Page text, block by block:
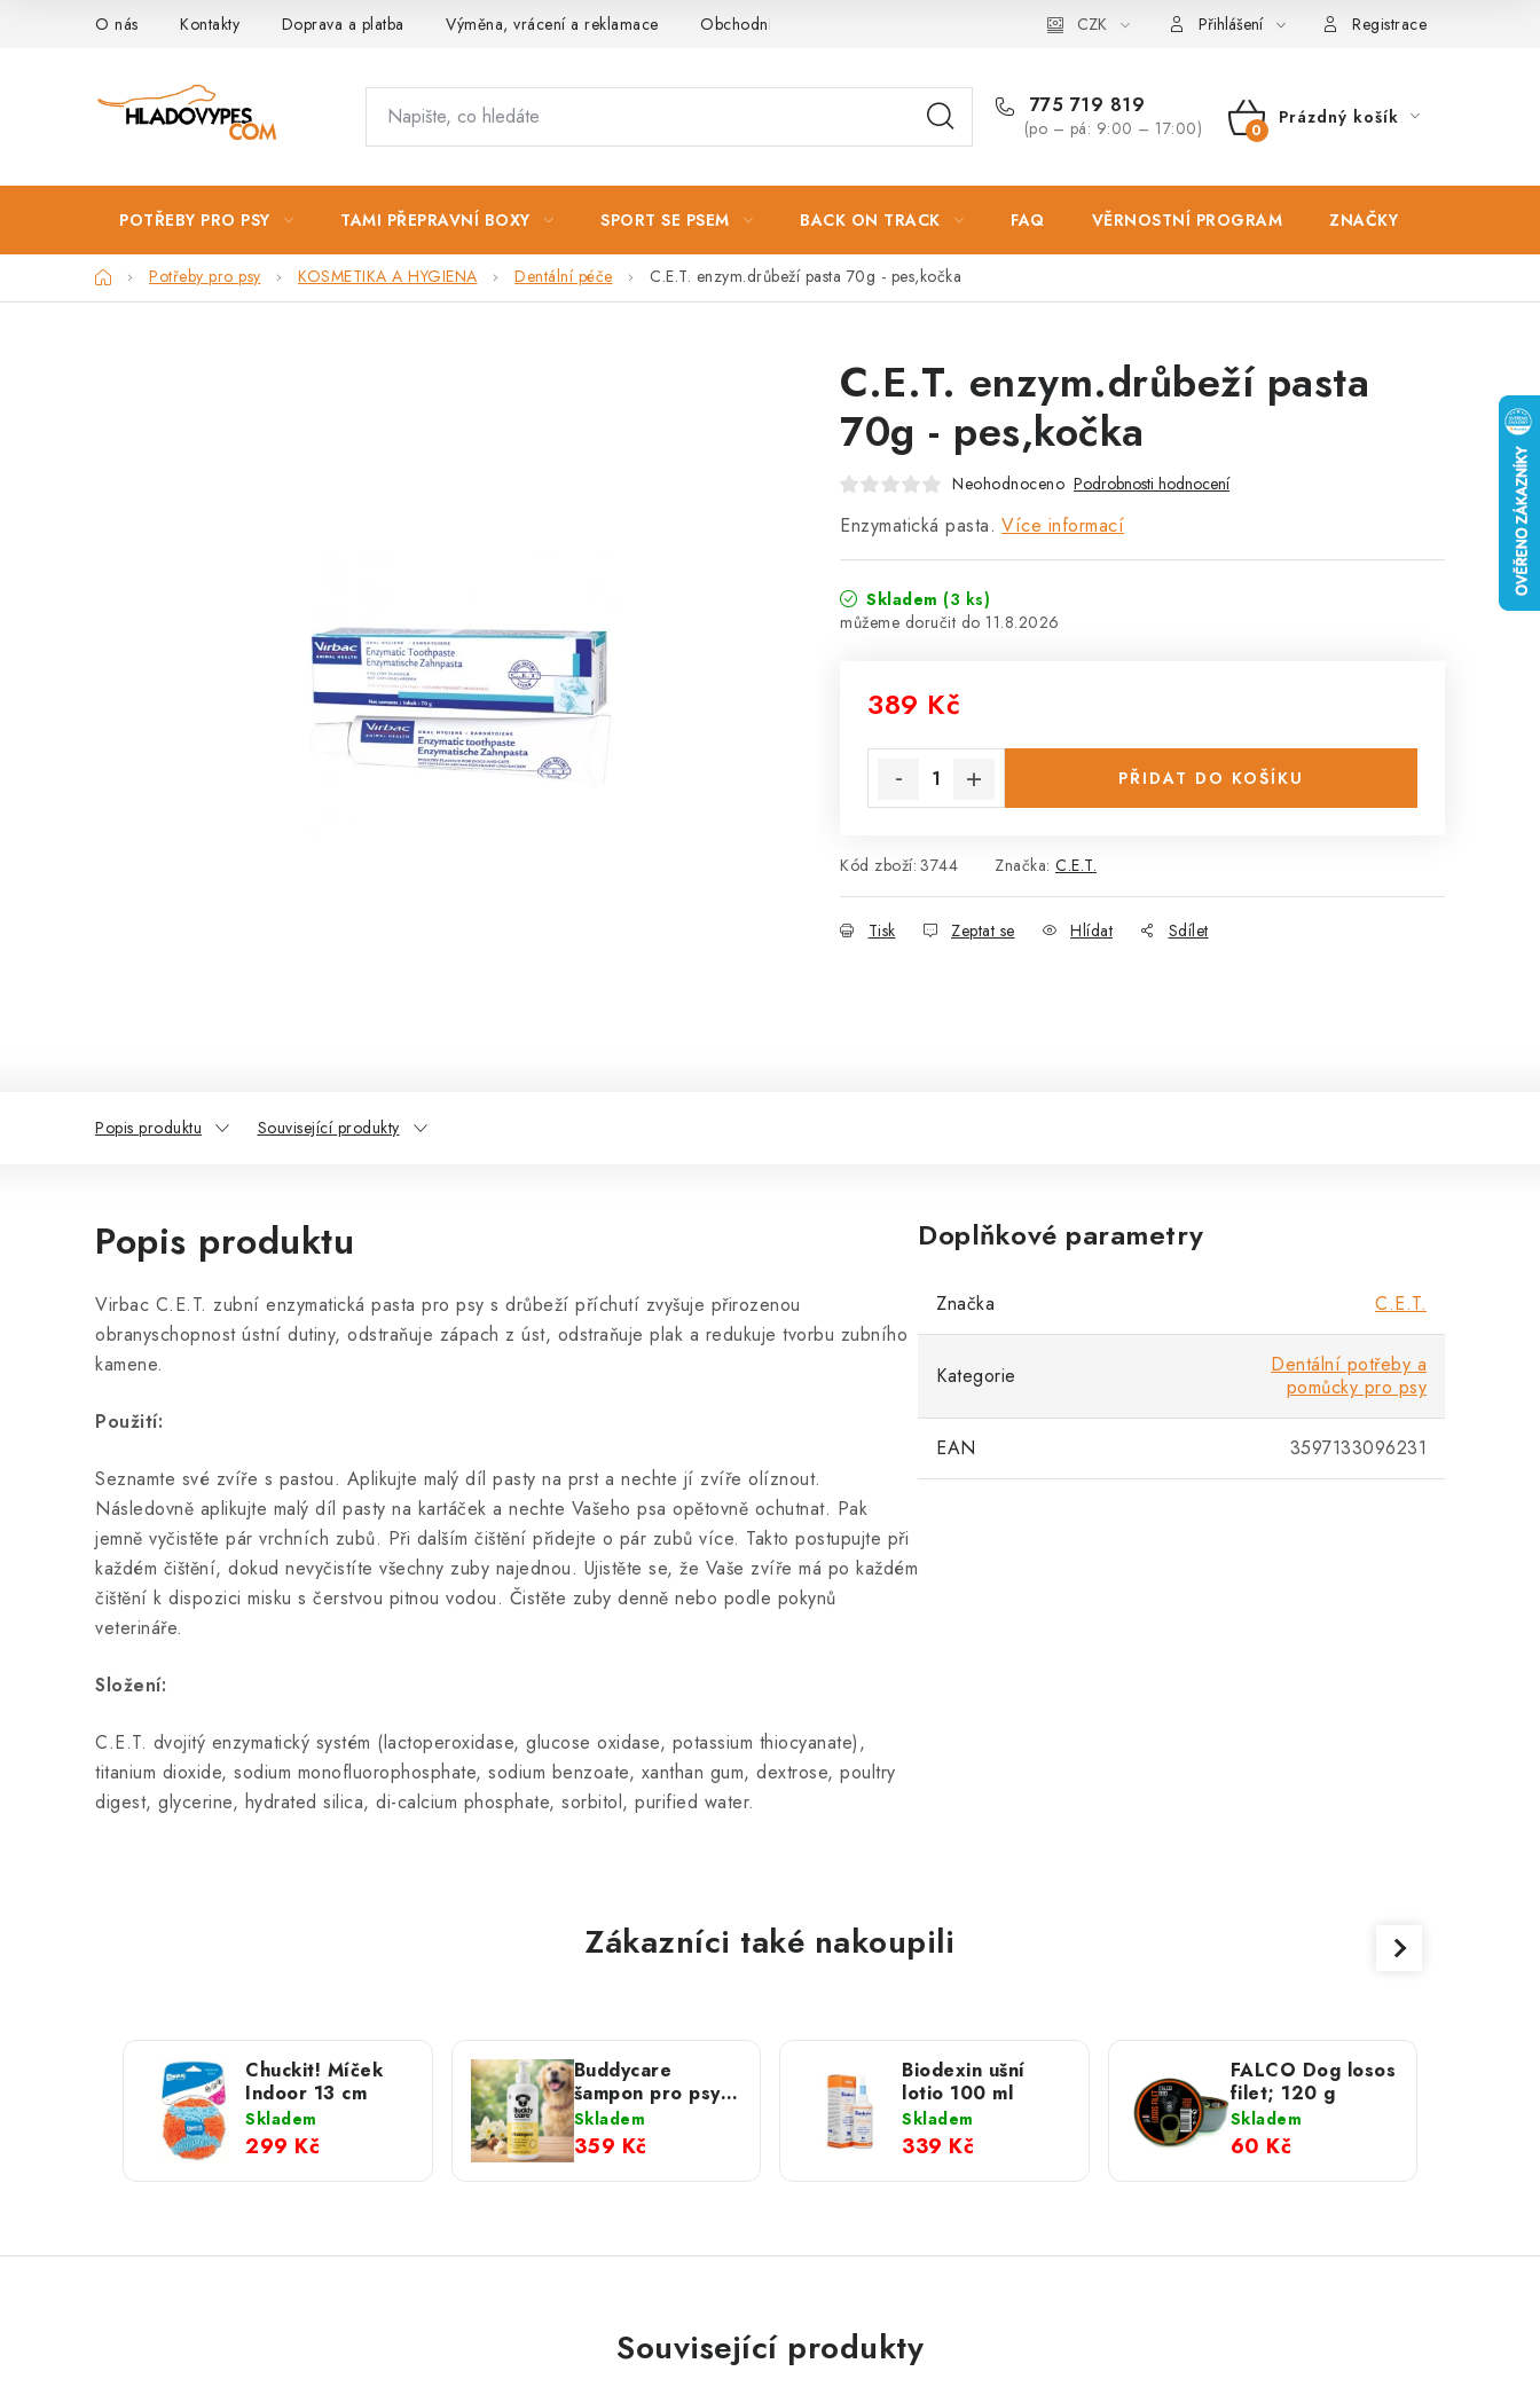
O nás Kontakty Doprava a platba Výměna, vrácení a reklamace Obchodní podmínky Podmínky ochrany osobních údajů Zásady použivání souboru cookies
CZK Přihlášení Registrace
775 719 819
(po – pá: 9:00 – 17:00)
NÁKUPNÍ
Prázdný košík
POTŘEBY PRO PSY TAMI PŘEPRAVNÍ BOXY SPORT SE PSEM BACK ON TRACK FAQ VĚRNOSTNÍ PROGRAM ZNAČKY
DomůPotřeby pro psy KOSMETIKA A HYGIENA Dentální péče C.E.T. enzym.drůbeží pasta 70g - pes,kočka
C.E.T. enzym.drůbeží pasta
70g - pes,kočka
Neohodnoceno Podrobnosti hodnocení
Enzymatická pasta. Více informací
Skladem (3 ks)
11.8.2026
389 Kč
PŘIDAT DO KOŠÍKU
Kód zboží: 3744 Značka: C.E.T.
Tisk Zeptat se Hlídat Sdílet
Popis produktu Související produkty
Popis produktu
Virbac C.E.T. zubní enzymatická pasta pro psy s drůbeží příchutí zvyšuje přirozenou
obranyschopnost ústní dutiny, odstraňuje zápach z úst, odstraňuje plak a redukuje tvorbu zubního
kamene.
Použití:
Seznamte své zvíře s pastou. Aplikujte malý díl pasty na prst a nechte jí zvíře olíznout.
Následovně aplikujte malý díl pasty na kartáček a nechte Vašeho psa opětovně ochutnat. Pak
jemně vyčistěte pár vrchních zubů. Při dalším čištění přidejte o pár zubů více. Takto postupujte při
každém čištění, dokud nevyčistíte všechny zuby najednou. Ujistěte se, že Vaše zvíře má po každém
čištění k dispozici misku s čerstvou pitnou vodou. Čistěte zuby denně nebo podle pokynů
veterináře.
Složení:
C.E.T. dvojitý enzymatický systém (lactoperoxidase, glucose oxidase, potassium thiocyanate),
titanium dioxide, sodium monofluorophosphate, sodium benzoate, xanthan gum, dextrose, poultry
digest, glycerine, hydrated silica, di-calcium phosphate, sorbitol, purified water.
Doplňkové parametry
Značka C.E.T.
Kategorie
Dentální potřeby a
pomůcky pro psy
EAN 3597133096231
Zákazníci také nakoupili
Chuckit! Míček
Indoor 13 cm
Skladem
299 Kč
Buddycare
šampon pro psy
Vanilla & Shea
Butter
Skladem
359 Kč
Biodexin ušní
lotio 100 ml
Skladem
339 Kč
FALCO Dog losos
filet; 120 g
Skladem
60 Kč
Související produkty